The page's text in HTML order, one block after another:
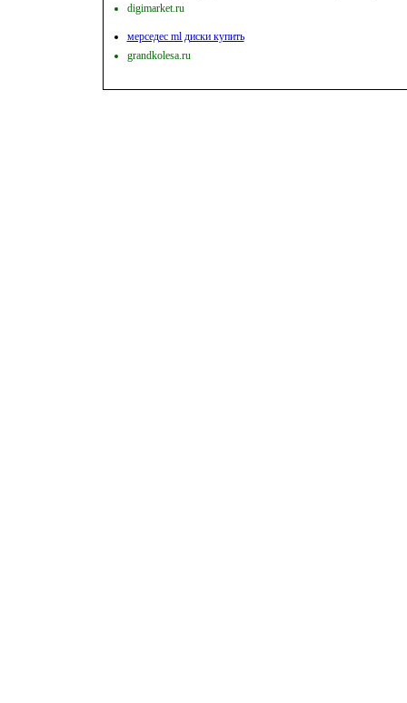
digimarket.ru
мерседес ml диски купить
grandkolesa.ru